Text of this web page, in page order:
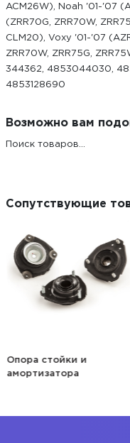
ACM26W), Noah '01-'07
(ZRR70G, ZRR70W,
CLM20), Voxy '01-'07
ZRR70W, ZRR75G,
344362, 4853044030,
4853128690
Возможно вам
Поиск товаров...
Сопутствующие
Опора стойки и
амортизатора